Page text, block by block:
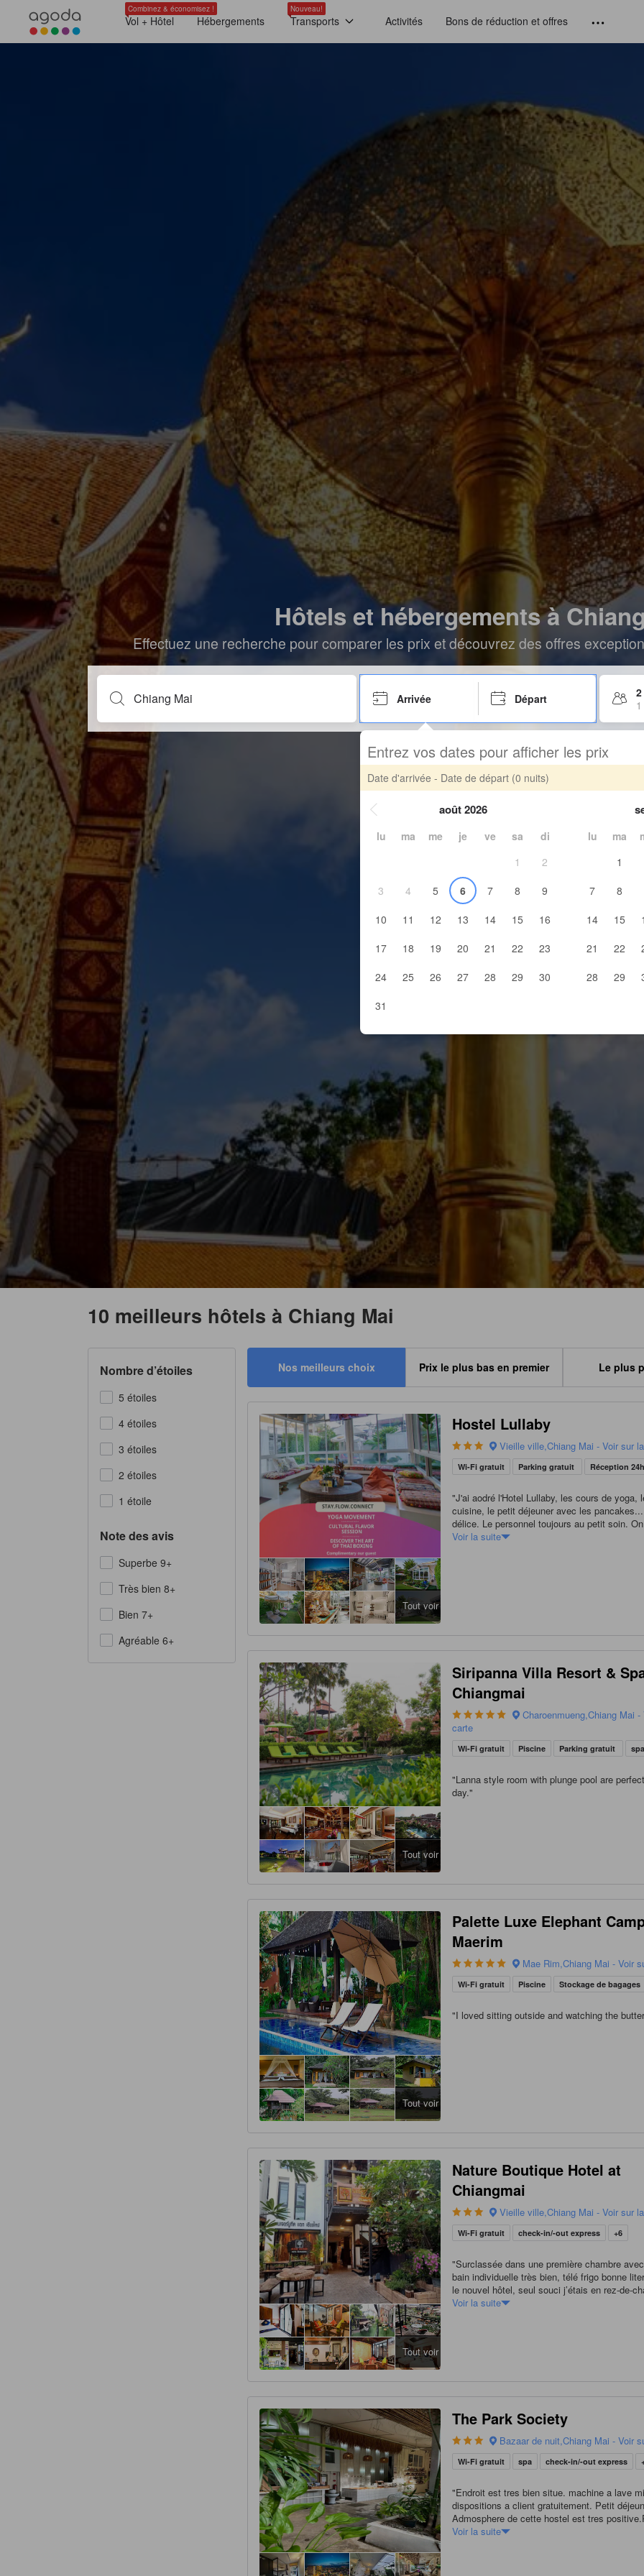
Combinez & économisez !
Vol + Hôtel Hébergements
Nouveau!
Transports Activités Bons de réduction et offres
Hôtels et hébergements à
Effectuez une recherche pour comparer les prix et découvrez des offres
Arrivée Départ
Entrez vos dates pour afficher les prix
Date d'arrivée - Date de départ (0 nuits)
août 2026
lu ma me je ve sa
di
1
2
3
4 5 6 7 8
9
10
11 12 13 14 15
16
17
18 19 20 21 22
23
24
25 26 27 28 29
30
31
lu ma
1
7
8
14
15
21
22
28
29
10 meilleurs hôtels à Chiang Mai
Nombre d’étoiles
5 étoiles
4 étoiles
3 étoiles
2 étoiles
1 étoile
Note des avis
Superbe 9+
Très bien 8+
Bien 7+
Agréable 6+
Nos meilleurs choix Prix le plus bas en premier Le plus
Tout voir
Hostel Lullaby
Vieille ville,Chiang Mai - Voir sur
Wi-Fi gratuit Parking gratuit Réception
"J'ai aodré l'Hotel Lullaby, les cours de yoga,
cuisine, le petit déjeuner avec les
délice. Le personnel toujours au petit soin.
vraiment chez soi. Au lieu de 4 jours, j'y suis
Voir la suite
Tout voir
Siripanna Villa Resort &
Chiangmai
Charoenmueng,Chiang Mai
carte
Wi-Fi gratuit Piscine Parking gratuit
"Lanna style room with plunge pool are
day."
Tout voir
Palette Luxe Elephant
Maerim
Mae Rim,Chiang Mai - Voir
Wi-Fi gratuit Piscine Stockage de bagages
"I loved sitting outside and watching the
Tout voir
Nature Boutique Hotel at
Chiangmai
Vieille ville,Chiang Mai - Voir sur
Wi-Fi gratuit check-in/-out express +6
"Surclassée dans une première chambre
bain individuelle très bien, télé frigo bonne
le nouvel hôtel, seul souci j’étais en rez-de-
un « patio » donnant sur le passage entre les
ma part) et personnel très sympa. L’hôtel est
bien situé, dans une rue semi piétonne très
locataires. Les chambres avec balcon un
Voir la suite
The Park Society
Bazaar de nuit,Chiang Mai - Voir
Wi-Fi gratuit spa check-in/-out express
"Endroit est tres bien situe. machine a lave
dispositions a client gratuitement. Petit
Admosphere de cette hostel est tres
trop cool et aide organise plusieurs
Voir la suite